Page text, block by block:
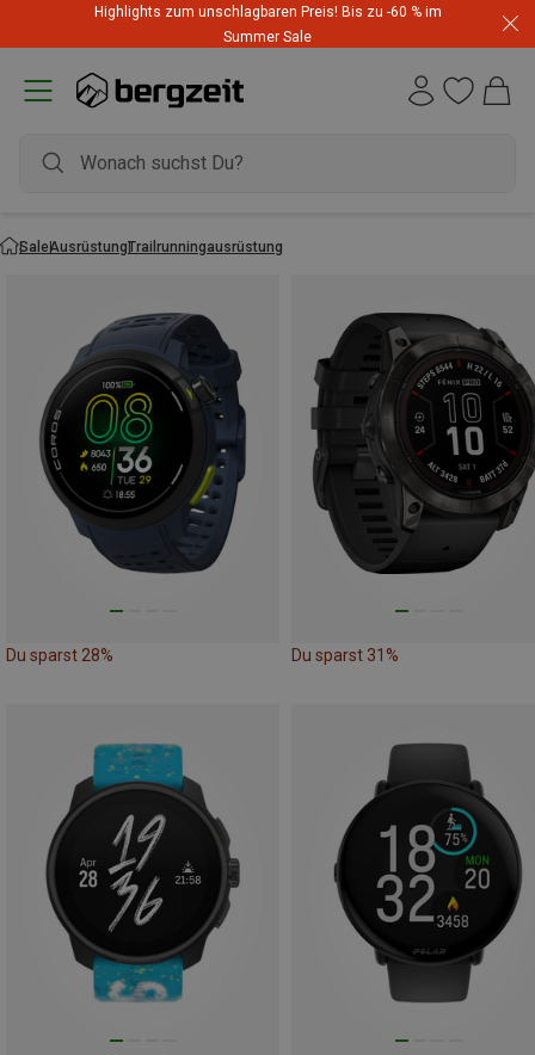
Highlights zum unschlagbaren Preis! Bis zu -60 % im
Summer Sale
SaleAusrüstungTrailrunningausrüstung
Du sparst 28% Du sparst 31%